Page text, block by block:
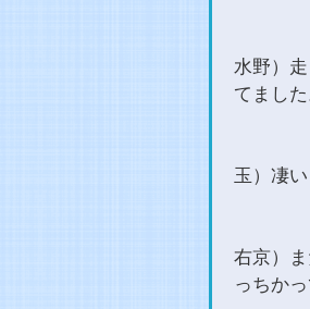
水野）
てまし
玉）凄
右京）
っちか